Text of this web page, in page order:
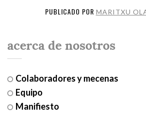
PUBLICADO POR MARITXU
acerca de nosotros
Colaboradores y mecenas
Equipo
Manifiesto